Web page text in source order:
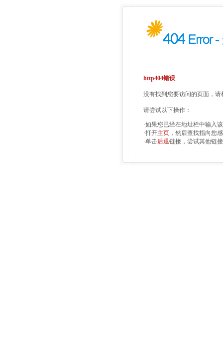
http404错误
没有找到您要访问的页面，
请尝试以下操作：
·如果您已经在地址栏中输入
·打开主页 ，然后查找指向您
·单击后退链接，尝试其他链